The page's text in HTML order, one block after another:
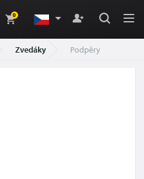
0
Zvedáky Podpěry